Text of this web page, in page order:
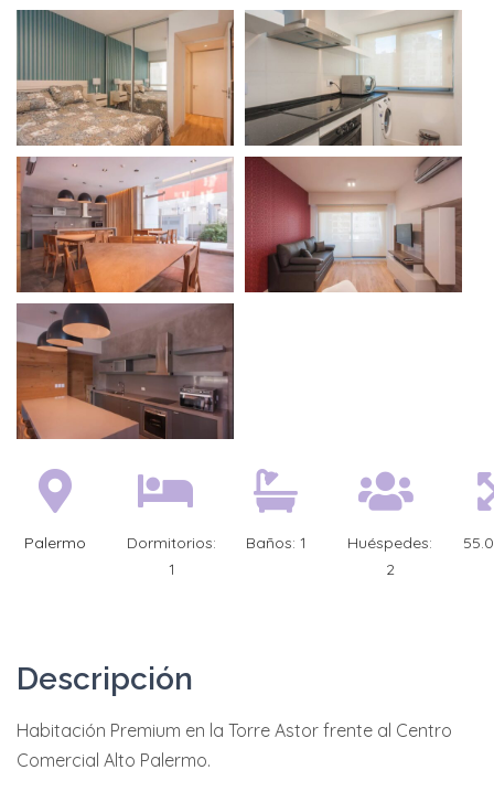
Palermo
Dormitorios:
1
Baños: 1
Huéspedes:
2
Descripción
Habitación Premium en la Torre Astor frente al Centro
Comercial Alto Palermo.